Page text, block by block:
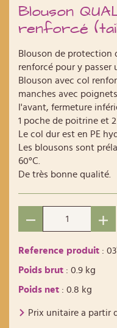
Blouson
renforcé
Blouson de protection
renforcé pour y passer
Blouson avec col
manches avec
l'avant, fermeture
1 poche de poitrine et
Le col dur est en PE
Les blousons sont
60°C.
De très bonne qualité.
Reference produit :
Poids brut : 0.9 kg
Poids net : 0.8 kg
Prix unitaire a partir